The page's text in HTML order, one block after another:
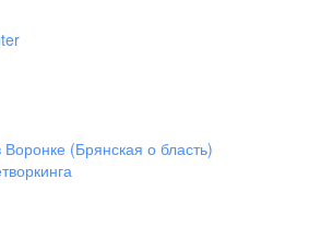
(Брянская о бласть)